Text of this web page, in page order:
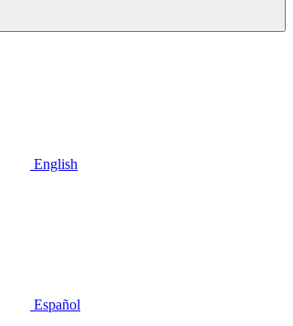
English
Español